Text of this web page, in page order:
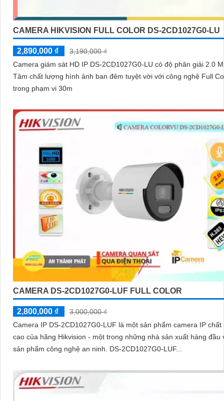
CAMERA HIKVISION FULL COLOR DS-2CD1027G0-LU
2,890,000 ₫
3,190,000 ₫
Camera giám sát HD IP DS-2CD1027G0-LU có độ phân giải 2.0
Tâm chất lượng hình ảnh ban đêm tuyệt vời với công nghệ Full Color
trong phạm vi 30m
CAMERA DS-2CD1027G0-LUF FULL COLOR
2,800,000 ₫
3,000,000 ₫
Camera IP DS-2CD1027G0-LUF là một sản phẩm camera IP
cao của hãng Hikvision - một trong những nhà sản xuất hàng đầu
sản phẩm công nghệ an ninh. DS-2CD1027G0-LUF...